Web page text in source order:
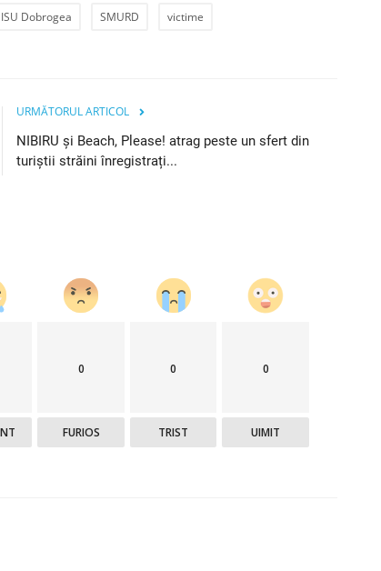
ISU Dobrogea SMURD victime
URMĂTORUL ARTICOL
NIBIRU și Beach, Please! atrag peste un sfert din
turiștii străini înregistrați...
0
FURIOS
0
TRIST
0
UIMIT